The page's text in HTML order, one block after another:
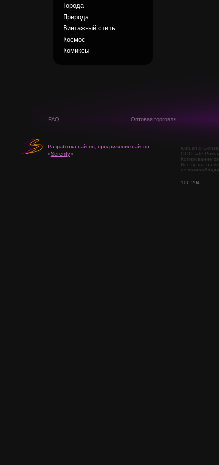
Города
Природа
Винтажный стиль
Космос
Комиксы
FAQ Оптовая торговля
Разработка сайтов, продвижение сайтов—
«Serenity»
Kutush &
ООО «Де-
Копирование
Все права на
их
106 294